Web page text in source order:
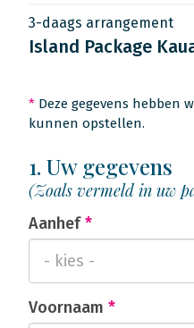
3-daags arrangement
Island Package
* Deze gegevens hebben
kunnen opstellen.
1. Uw gegevens
(Zoals vermeld in uw
Aanhef*
Voornaam *